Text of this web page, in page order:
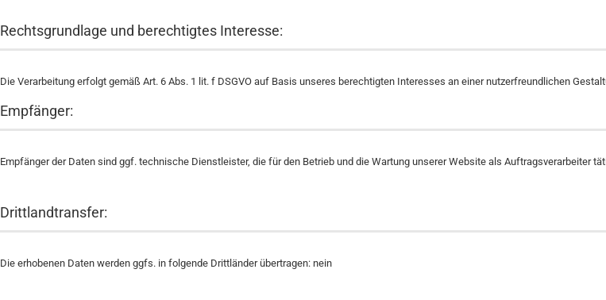
Rechtsgrundlage und berechtigtes Interesse:
Die Verarbeitung erfolgt gemäß Art. 6 Abs. 1 lit. f DSGVO auf Basis unseres berechtigten Interesses an einer nutzerfreundlichen
Empfänger:
Empfänger der Daten sind ggf. technische Dienstleister, die für den Betrieb und die Wartung unserer Website als Auftragsverarbeiter
Drittlandtransfer:
Die erhobenen Daten werden ggfs. in folgende Drittländer übertragen: nein